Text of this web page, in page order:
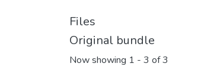
Files
Original bundle
Now showing 1 - 3 of 3